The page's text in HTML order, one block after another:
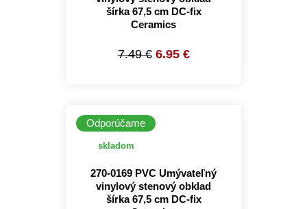
šírka 67,5 cm DC-fix
Ceramics
7.49 € 6.95 €
Odporúčame
skladom
270-0169 PVC Umývateľný
vinylový stenový obklad
šírka 67,5 cm DC-fix